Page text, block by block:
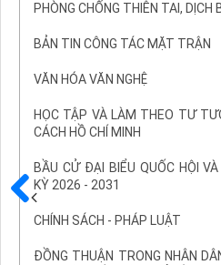
PHÒNG CHỐNG THIÊN TAI, DỊCH
BẢN TIN CÔNG TÁC MẶT TRẬN
VĂN HÓA VĂN NGHỆ
HỌC TẬP VÀ LÀM THEO TƯ
CÁCH HỒ CHÍ MINH
BẦU CỬ ĐẠI BIỂU QUỐC HỘI
KỲ 2026 - 2031
CHÍNH SÁCH - PHÁP LUẬT
ĐỒNG THUẬN TRONG NHÂN
Trước